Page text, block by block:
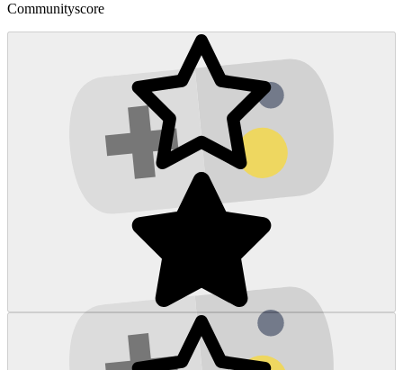
Communityscore